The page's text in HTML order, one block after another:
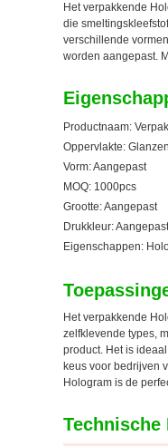
Het verpakkende
die
verschillende
worden aangepast.
Productnaam:
Oppervlakte:
Vorm: Aangepast
MOQ: 1000pcs
Grootte: Aangepast
Drukkleur: Aangepast
Eigenschappen:
Het verpakkende
zelfklevende types,
product. Het is
keus voor bedrijven
Hologram is de
Technische